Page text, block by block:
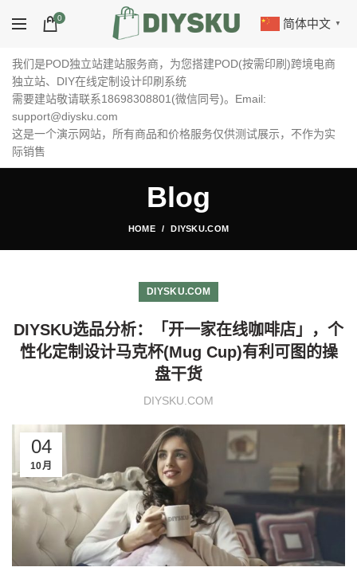
0 简体中文 ▼
我们是POD独立站建站服务商，为您搭建POD(按需印刷)跨境电商
独立站、DIY在线定制设计印刷系统
需要建站敬请联系18698308801(微信同号)。Email:
support@diysku.com
这是一个演示网站，所有商品和价格服务仅供测试展示，不作为实
际销售
Blog
HOME DIYSKU.COM
DIYSKU.COM
DIYSKU选品分析：「开一家在线咖啡店」，个
性化定制设计马克杯(Mug Cup)有利可图的操
盘干货
DIYSKU.COM
04
10月